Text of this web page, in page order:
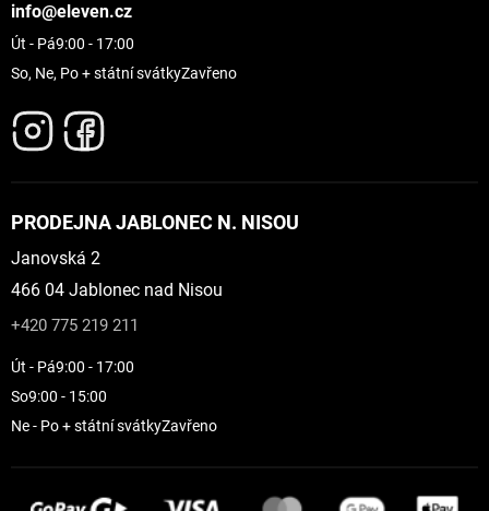
info@eleven.cz
Út - Pá9:00 - 17:00
So, Ne, Po + státní svátkyZavřeno
PRODEJNA JABLONEC N. NISOU
Janovská 2
466 04 Jablonec nad Nisou
+420 775 219 211
Út - Pá9:00 - 17:00
So9:00 - 15:00
Ne - Po + státní svátkyZavřeno